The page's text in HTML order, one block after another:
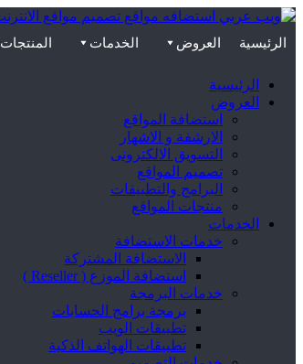
الرئيسية العروض الخدمات المنتجات
الرئيسية
العروض
استضافة المواقع
الارشفة و الاشهار
التسويق الالكترونى
تصميم المواقع
البرامج والتطبيقات
منتجات المواقع
الخدمات
خدمات الاستضافة
الاستضافة المشتركة
استضافة الموزع ( Reseller )
خدمات البرمجة
برمجة برامج الحسابات
تطبيقات الويب
تطبيقات الهواتف الذكية